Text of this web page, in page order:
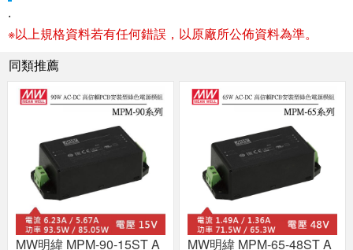
.
※以上規格資料若有任何錯誤，以原廠所公佈資料為準。
同類推薦
MW明緯 MPM-90-15ST A
MW明緯 MPM-65-48ST A